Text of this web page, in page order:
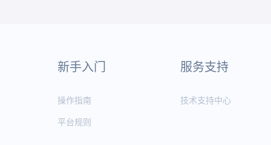
新手入门
操作指南
平台规则
服务支持
技术支持中心